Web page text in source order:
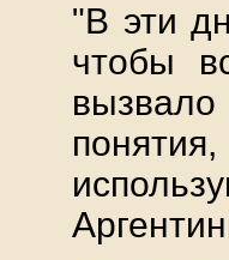
"В эти
чтобы